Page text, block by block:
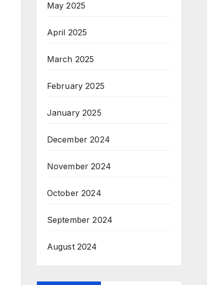
May 2025
April 2025
March 2025
February 2025
January 2025
December 2024
November 2024
October 2024
September 2024
August 2024